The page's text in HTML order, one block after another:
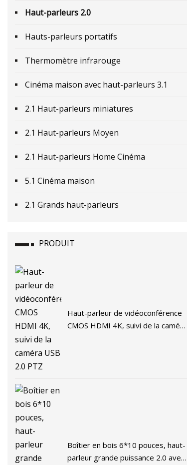
Haut-parleurs 2.0
Hauts-parleurs portatifs
Thermomètre infrarouge
Cinéma maison avec haut-parleurs 3.1
2.1 Haut-parleurs miniatures
2.1 Haut-parleurs Moyen
2.1 Haut-parleurs Home Cinéma
5.1 Cinéma maison
2.1 Grands haut-parleurs
PRODUIT
Haut-parleur de vidéoconférence
CMOS HDMI 4K, suivi de la caméra
Boîtier en bois 6*10 pouces, haut-
parleur grande puissance 2.0 avec